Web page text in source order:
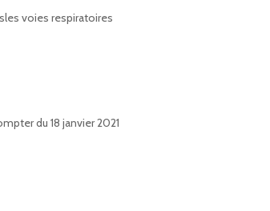
voies respiratoires
du 18 janvier 2021